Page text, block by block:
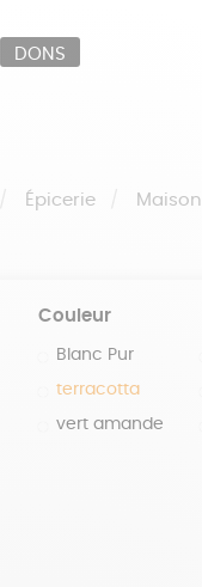
DONS
Épicerie Maison
Couleur
Blanc Pur
terracotta
vert amande